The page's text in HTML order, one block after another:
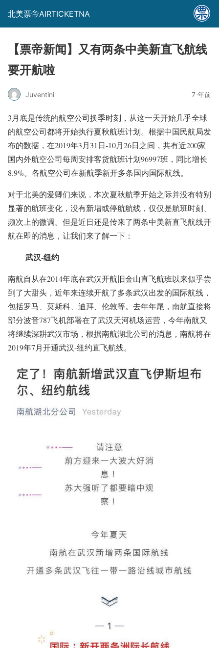
北美票帝AIRTICKETNA
【票帝新闻】又有两条中美新直飞航线
要开航啦
Juventini 7 年前
3月底是传统的航空公司换季时刻，从这一天开始几乎全球
的航空公司都将开始执行夏秋航班计划。根据中国民航局发
布的数据，在2019年3月31日-10月26日之间，共有近200家
国内外航空公司每周安排客货航班计划96997班，同比增长
8.9%。各航空公司在新航季新开多条国内国际航线。
对于北美的爱卿们来说，本次夏秋航季开始之际并没有特别
显著的航班变化，没有新增或停航航线，仅仅是航班时刻、
频次上的微调。但是近日还是传来了两条中美新直飞航线开
航在即的消息，让我们来了解一下：
武汉-纽约
南航自从在2014年底在武汉开航旧金山直飞航班以来似乎尝
到了大甜头，近年来连续开航了多条武汉出发的国际航线，
包括罗马、莫斯科、迪拜、伦敦等。去年年尾，南航直接将
部分波音787飞机部署在了武汉天河机场运营，今年南航又
将继续深耕武汉市场，根据南航湖北公司的消息，南航将在
2019年7月开通武汉-纽约直飞航线。